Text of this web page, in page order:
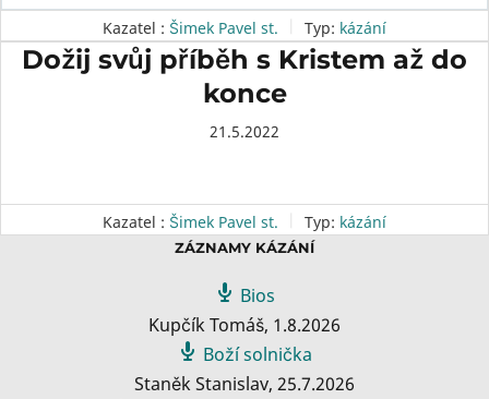
l
a
y
u
t
e
e
t
t
Kazatel : Šimek Pavel st. Typ: kázání
Dožij svůj příběh s Kristem až do
konce
21.5.2022
Kazatel : Šimek Pavel st. Typ: kázání
ZÁZNAMY KÁZÁNÍ
Bios
Kupčík Tomáš, 1.8.2026
Boží solnička
Staněk Stanislav, 25.7.2026